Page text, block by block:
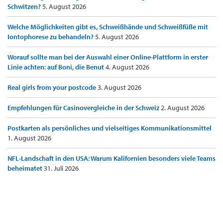
Schwitzen?5. August 2026
Welche Möglichkeiten gibt es, Schweißhände und Schweißfüße mit
Iontophorese zu behandeln?5. August 2026
Worauf sollte man bei der Auswahl einer Online-Plattform in erster
Linie achten: auf Boni, die Benut4. August 2026
Real girls from your postcode3. August 2026
Empfehlungen für Casinovergleiche in der Schweiz2. August 2026
Postkarten als persönliches und vielseitiges Kommunikationsmittel
1. August 2026
NFL-Landschaft in den USA: Warum Kalifornien besonders viele Teams
beheimatet31. Juli 2026